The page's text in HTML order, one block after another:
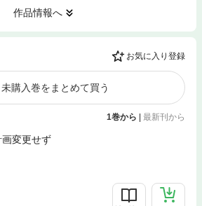
作品情報へ
お気に入り登録
未購入巻をまとめて買う
1巻から | 最新刊から
変更せず